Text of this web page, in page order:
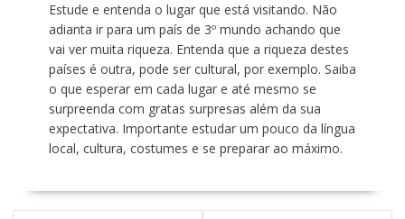
Estude e entenda o lugar que está visitando. Não
adianta ir para um país de 3º mundo achando que
vai ver muita riqueza. Entenda que a riqueza destes
países é outra, pode ser cultural, por exemplo. Saiba
o que esperar em cada lugar e até mesmo se
surpreenda com gratas surpresas além da sua
expectativa. Importante estudar um pouco da língua
local, cultura, costumes e se preparar ao máximo.